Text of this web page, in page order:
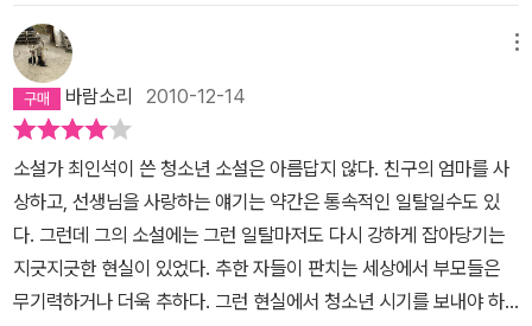
사회의 이런 저런 모습이 비껴가진 않는다. 오히려 방어벽이 튼튼하
지 않은 탓에 더 고스란히노출되고 더 직접적으로 반응할 수도 있다.
보통 청소년소설에서 한두 가지 정도 다룸직한 사건들을 다 벌여보자
작가가작심하고 쓴 듯한 서사 덕분에 책장은 술술 넘어간다. 하지만
다 읽고 나서 마음에 남는게 별로 없다. 이 책에서만 보여주는 특별한
주제, 혹은 작가의 의도가 전달되지 않았기 때문일 것이다. 결국은 어
떻게 어떻게 제자리를 찾아간다는 결말. 그래도 그나마 결말이 부자
연스러울만큼 갑작스럽지 않게 느껴진 건 연륜있는 작가의 노련한 문
장력 때문이지 노련한 구성, 개연성 때문은 아니라는생각이다. 3인칭
시점으로 쓰여있지만 읽다 보면 술집을 하는 친구 엄마를 좋아하는고
바람소리 2010-12-14
소설가 최인석이 쓴 청소년 소설은 아름답지 않다. 친구의 엄마를 사
상하고, 선생님을 사랑하는 얘기는 약간은 통속적인 일탈일수도 있
다. 그런데 그의 소설에는 그런 일탈마저도 다시 강하게 잡아당기는
지긋지긋한 현실이 있었다. 추한 자들이 판치는 세상에서 부모들은
무기력하거나 더욱 추하다. 그런 현실에서 청소년 시기를 보내야 하